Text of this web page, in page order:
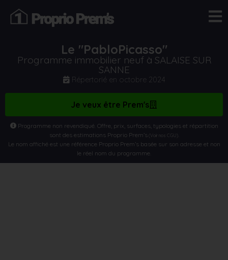
Le "PabloPicasso"
Programme immobilier neuf à SALAISE SUR
SANNE
Répertorié en octobre 2024
Je veux être Prem's
Programme non revendiqué. Offre, prix, surfaces, typologies et répartition
sont des estimations Proprio Prem’s(Voir nos CGU)
Le nom affiché est une référence Proprio Prem’s basée sur son adresse et non
le réel nom du programme.